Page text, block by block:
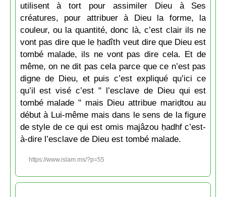
utilisent à tort pour assimiler Dieu à Ses
créatures, pour attribuer à Dieu la forme, la
couleur, ou la quantité, donc là, c’est clair ils ne
vont pas dire que le ḥadîth veut dire que Dieu est
tombé malade, ils ne vont pas dire cela. Et de
même, on ne dit pas cela parce que ce n’est pas
digne de Dieu, et puis c’est expliqué qu’ici ce
qu’il est visé c’est " l’esclave de Dieu qui est
tombé malade " mais Dieu attribue mariḍtou au
début à Lui-même mais dans le sens de la figure
de style de ce qui est omis majâzou ḥadhf c’est-
à-dire l’esclave de Dieu est tombé malade.
https://www.islam.ms/?p=55